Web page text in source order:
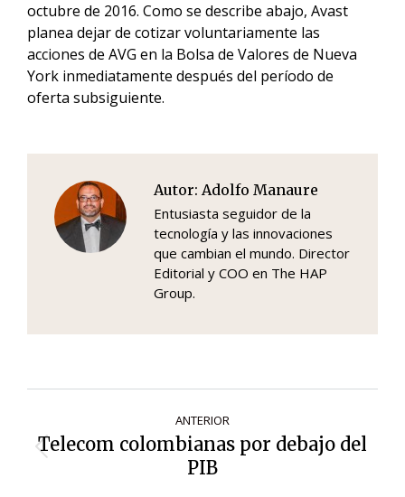
octubre de 2016. Como se describe abajo, Avast
planea dejar de cotizar voluntariamente las
acciones de AVG en la Bolsa de Valores de Nueva
York inmediatamente después del período de
oferta subsiguiente.
Autor: Adolfo Manaure
Entusiasta seguidor de la
tecnología y las innovaciones
que cambian el mundo. Director
Editorial y COO en The HAP
Group.
de
entradas
ANTERIOR
Entrada
anterior:
Telecom colombianas por debajo del
PIB